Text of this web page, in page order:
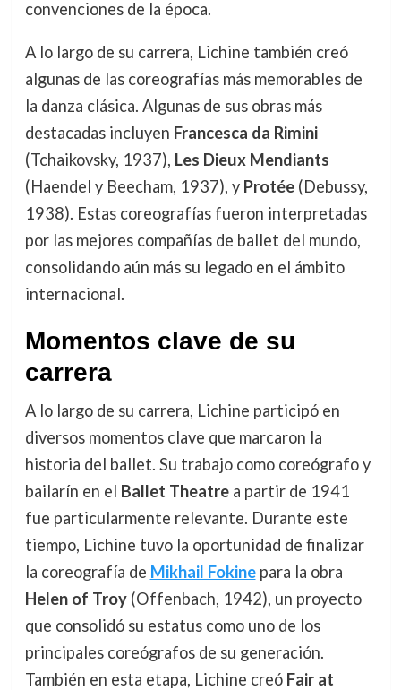
convenciones de la época.
A lo largo de su carrera, Lichine también creó
algunas de las coreografías más memorables de
la danza clásica. Algunas de sus obras más
destacadas incluyen Francesca da Rimini
(Tchaikovsky, 1937), Les Dieux Mendiants
(Haendel y Beecham, 1937), y Protée(Debussy,
1938). Estas coreografías fueron interpretadas
por las mejores compañías de ballet del mundo,
consolidando aún más su legado en el ámbito
internacional.
Momentos clave de su
carrera
A lo largo de su carrera, Lichine participó en
diversos momentos clave que marcaron la
historia del ballet. Su trabajo como coreógrafo y
bailarín en el Ballet Theatrea partir de 1941
fue particularmente relevante. Durante este
tiempo, Lichine tuvo la oportunidad de finalizar
la coreografía de Mikhail Fokinepara la obra
Helen of Troy(Offenbach, 1942), un proyecto
que consolidó su estatus como uno de los
principales coreógrafos de su generación.
También en esta etapa, Lichine creó Fair at